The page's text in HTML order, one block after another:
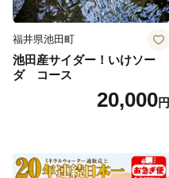
福井県池田町
池田産サイダー！いけソー
ダ コース
20,000円